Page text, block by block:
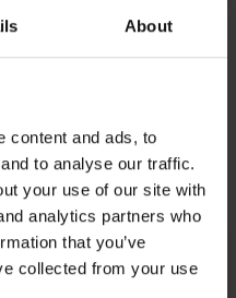
About
content and ads, to
to analyse our traffic.
your use of our site with
analytics partners who
that you’ve
collected from your use